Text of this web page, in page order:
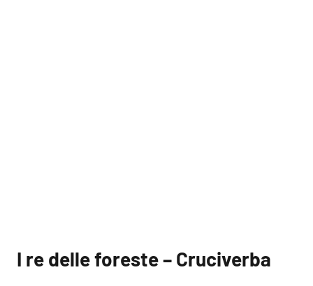
I re delle foreste – Cruciverba